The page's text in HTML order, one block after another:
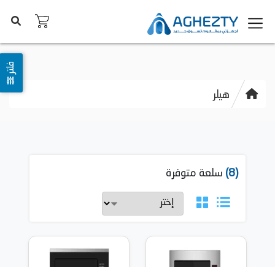
هيلر
فلتر
(8) سلعة متوفرة